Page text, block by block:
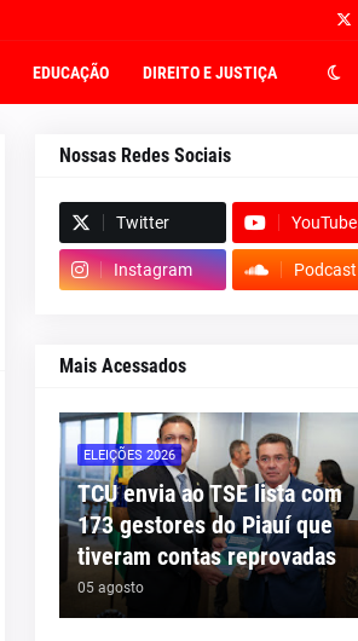
EDUCAÇÃO DIREITO E JUSTIÇA
Nossas Redes Sociais
Twitter YouTube
Instagram Podcast
Mais Acessados
ELEIÇÕES 2026
TCU envia ao TSE lista com
173 gestores do Piauí que
tiveram contas reprovadas
05 agosto